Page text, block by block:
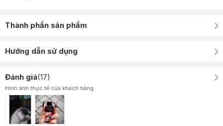
Thành phần sản phẩm
Hướng dẫn sử dụng
Đánh giá(17)
Hình ảnh thực tế của khách hàng